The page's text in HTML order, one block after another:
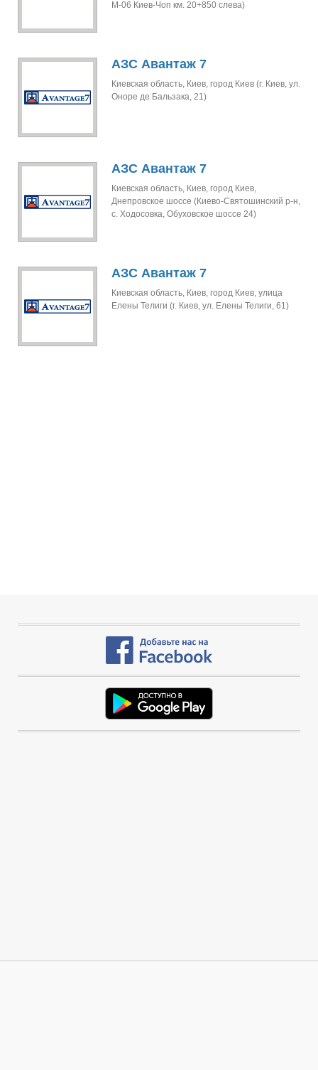
М-06 Киев-Чоп км. 20+850 слева)
АЗС Авантаж 7
Киевская область, Киев, город Киев (г. Киев, ул.
Оноре де Бальзака, 21)
АЗС Авантаж 7
Киевская область, Киев, город Киев,
Днепровское шоссе (Киево-Святошинский р-н,
с. Ходосовка, Обуховское шоссе 24)
АЗС Авантаж 7
Киевская область, Киев, город Киев, улица
Елены Телиги (г. Киев, ул. Елены Телиги, 61)